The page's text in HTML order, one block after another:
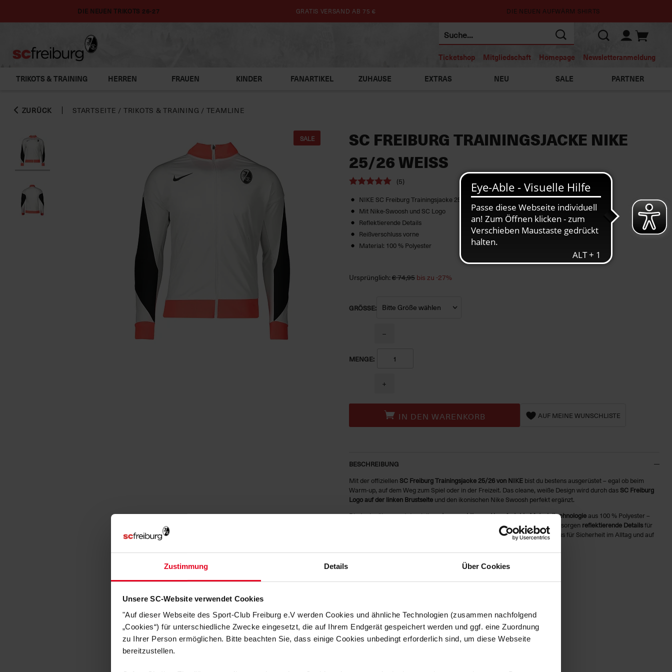
Zustimmung Details Über Cookies
Unsere SC-Website verwendet Cookies
"Auf dieser Webseite des Sport-Club Freiburg e.V werden Cookies und ähnliche Technologien (zusammen nachfolgend
„Cookies“) für unterschiedliche Zwecke eingesetzt, die auf Ihrem Endgerät gespeichert werden und ggf. eine Zuordnung
zu Ihrer Person ermöglichen. Bitte beachten Sie, dass einige Cookies unbedingt erforderlich sind, um diese Webseite
bereitzustellen.
DIE NEUEN TRIKOTS 26-27 GRATIS VERSAND AB 75 € DIE NEUEN AUFWÄRM SHIRTS
Ticketshop Mitgliedschaft Homepage Newsletteranmeldung
TRIKOTS & TRAINING HERREN FRAUEN KINDER FANARTIKEL ZUHAUSE EXTRAS NEU SALE PARTNER
ZURÜCK STARTSEITE / TRIKOTS & TRAINING / TEAMLINE
SALE
SC FREIBURG TRAININGSJACKE NIKE
25/26 WEISS
(5)
NIKE SC Freiburg Trainingsjacke 25/26
Mit Nike-Swoosh und SC Logo
Reflektierende Details
Reißverschluss vorne
Material: 100 % Polyester
Ursprünglich:€ 74,95bis zu -27%
GRÖSSE:
MENGE:
−
+
IN DEN WARENKORB AUF MEINE WUNSCHLISTE
BESCHREIBUNG
Mit der offiziellen SC Freiburg Trainingsjacke 25/26 von NIKEbist du bestens ausgerüstet – egal ob beim
Warm-up, auf dem Weg zum Spiel oder in der Freizeit. Das cleane, weiße Design wird durch das SC Freiburg
Logo auf der linken Brustseiteund den ikonischen Nike Swoosh perfekt ergänzt.
Die Jacke überzeugt durch ihreatmungsaktive und komfortable Materialtechnologieaus 100 % Polyester –
ideal für intensive Trainingseinheiten oder sportliche Aktivitäten. Zusätzlich sorgen reflektierende Detailsfür
eine erhöhte Sichtbarkeit bei schlechten Lichtverhältnissen – ein echtes Plus für Sicherheit im Alltag und auf
Nike Swoosh auf der rechten Brust
Reflektierende Details für bessere Sichtbarkeit